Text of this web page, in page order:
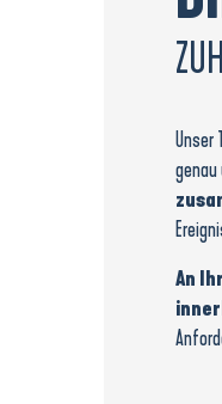
Unser
genau
An